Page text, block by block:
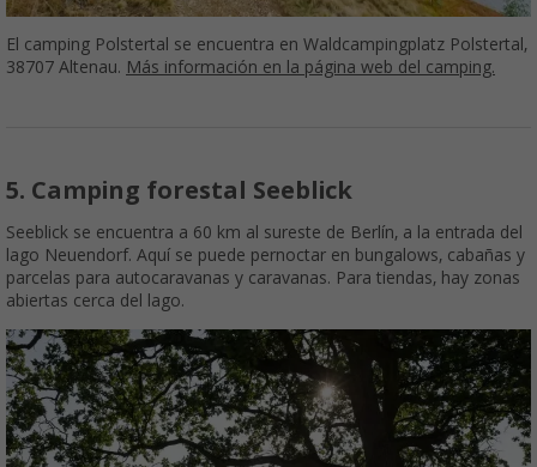
El camping Polstertal se encuentra en Waldcampingplatz Polstertal,
38707 Altenau. Más información en la página web del camping.
5. Camping forestal Seeblick
Seeblick se encuentra a 60 km al sureste de Berlín, a la entrada del
lago Neuendorf. Aquí se puede pernoctar en bungalows, cabañas y
parcelas para autocaravanas y caravanas. Para tiendas, hay zonas
abiertas cerca del lago.